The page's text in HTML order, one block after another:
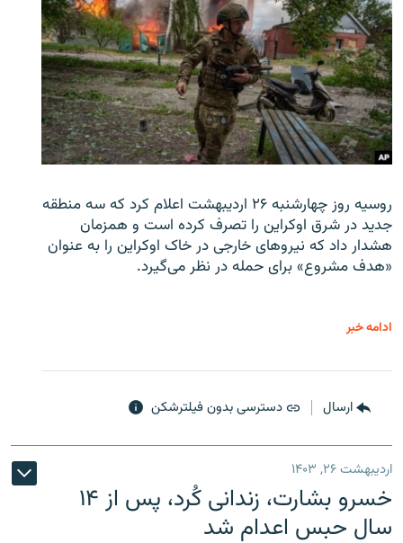
روسیه روز چهارشنبه ۲۶ اردیبهشت اعلام کرد که سه منطقه
جدید در شرق اوکراین را تصرف کرده است و همزمان
هشدار داد که نیروهای خارجی در خاک اوکراین را به عنوان
«هدف مشروع» برای حمله در نظر می‌گیرد.
ادامه خبر
ارسال دسترسی بدون فیلترشکن
اردیبهشت ۲۶, ۱۴۰۳
خسرو بشارت، زندانی کُرد، پس از ۱۴
سال حبس اعدام شد